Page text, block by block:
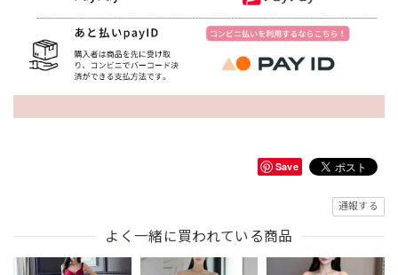
Save
通報する
よく一緒に買われている商品